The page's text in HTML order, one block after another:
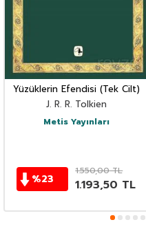
Yüzüklerin Efendisi (Tek Cilt)
J. R. R. Tolkien
Metis Yayınları
%23
1.550,00TL
1.193,50 TL